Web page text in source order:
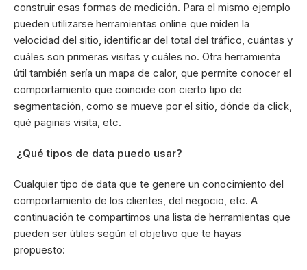
construir esas formas de medición. Para el mismo ejemplo
pueden utilizarse herramientas online que miden la
velocidad del sitio, identificar del total del tráfico, cuántas y
cuáles son primeras visitas y cuáles no. Otra herramienta
útil también sería un mapa de calor, que permite conocer el
comportamiento que coincide con cierto tipo de
segmentación, como se mueve por el sitio, dónde da click,
qué paginas visita, etc.
¿Qué tipos de data puedo usar?
Cualquier tipo de data que te genere un conocimiento del
comportamiento de los clientes, del negocio, etc. A
continuación te compartimos una lista de herramientas que
pueden ser útiles según el objetivo que te hayas
propuesto: